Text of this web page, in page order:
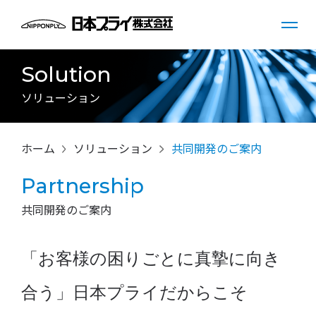
Solution
ソリューション
ホーム ソリューション 共同開発のご案内
Partnership
共同開発のご案内
「お客様の困りごとに真摯に向き
合う」日本プライだからこそ